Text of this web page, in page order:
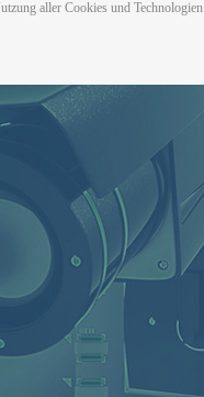
aller Cookies und Technologien